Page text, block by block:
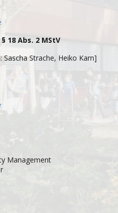
18 Abs. 2 MStV
Strache, Heiko Karn]
Management